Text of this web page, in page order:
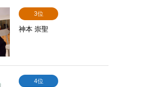
3位
神本 崇聖
4位